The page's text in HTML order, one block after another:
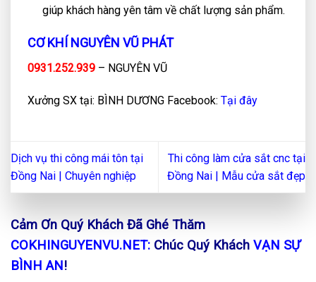
giúp khách hàng yên tâm về chất lượng sản phẩm.
CƠ KHÍ NGUYÊN VŨ PHÁT
0931.252.939 – NGUYÊN VŨ
Xưởng SX tại: BÌNH DƯƠNG Facebook: Tại đây
Dịch vụ thi công mái tôn tại
Đồng Nai | Chuyên nghiệp
Thi công làm cửa sắt cnc tại
Đồng Nai | Mẫu cửa sắt đẹp
Cảm Ơn Quý Khách Đã Ghé Thăm
COKHINGUYENVU.NET: Chúc Quý Khách VẠN SỰ
BÌNH AN!